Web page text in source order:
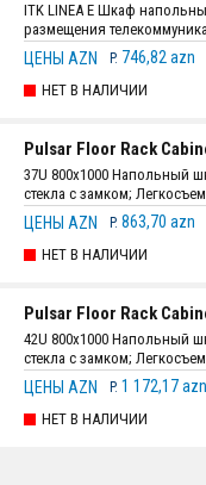
ITK LINEA E Шкаф
размещения
двери:120°; Статическая
Размеры:1000 х 600 мм;
ЦЕНЫ AZN P. 746,82 azn
НЕТ В НАЛИЧИИ
Pulsar Floor Rack
37U 800x1000 Напольный
стекла с замком;
с защелкой; Толщина
; В комплекте: 4
сборка.
ЦЕНЫ AZN P. 863,70 azn
НЕТ В НАЛИЧИИ
Pulsar Floor Rack
42U 800x1000 Напольный
стекла с замком;
с защелкой; Толщина
; В комплекте: 4
сборка.
ЦЕНЫ AZN P. 1 172,17 azn
НЕТ В НАЛИЧИИ